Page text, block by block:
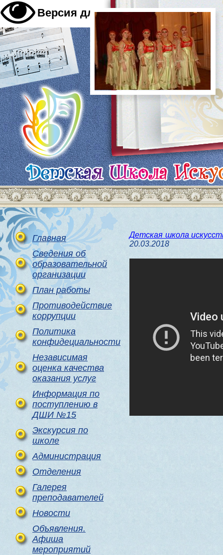
Версия для слабовидящих A A A
Главная
Сведения об
образовательной
организации
План работы
Противодействие
коррупции
Политика
конфидециальности
Независимая
оценка качества
оказания услуг
Информация по
поступлению в
ДШИ №15
Экскурсия по
школе
Администрация
Отделения
Галерея
преподавателей
Новости
Объявления.
Афиша
мероприятий
Детская школа
20.03.2018